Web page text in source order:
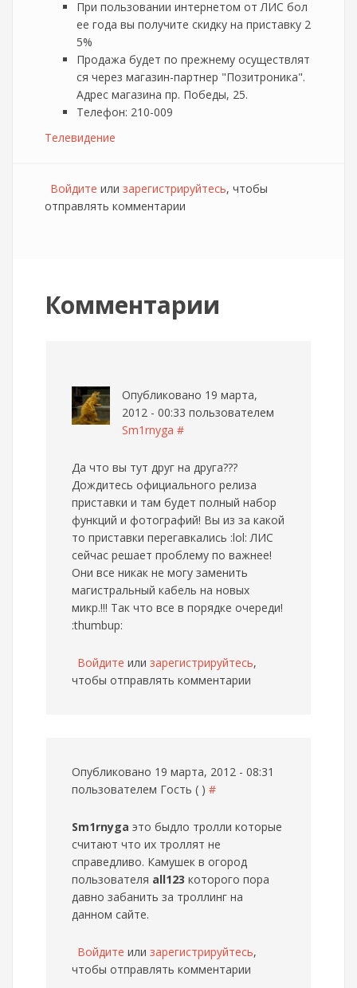
При пользовании интернетом от ЛИС бол
ее года вы получите скидку на приставку 2
5%
Продажа будет по прежнему осуществлят
ся через магазин-партнер "Позитроника".
Адрес магазина пр. Победы, 25.
Телефон: 210-009
Телевидение
Войдите или зарегистрируйтесь, чтобы
отправлять комментарии
Комментарии
Опубликовано 19 марта,
2012 - 00:33 пользователем
Sm1rnyga #
Да что вы тут друг на друга???
Дождитесь официального релиза
приставки и там будет полный набор
функций и фотографий! Вы из за какой
то приставки перегавкались :lol: ЛИС
сейчас решает проблему по важнее!
Они все никак не могу заменить
магистральный кабель на новых
микр.!!! Так что все в порядке очереди!
:thumbup:
Войдите или зарегистрируйтесь,
чтобы отправлять комментарии
Опубликовано 19 марта, 2012 - 08:31
пользователем Гость ( ) #
Sm1rnyga это быдло тролли которые
считают что их троллят не
справедливо. Камушек в огород
пользователя all123 которого пора
давно забанить за троллинг на
данном сайте.
Войдите или зарегистрируйтесь,
чтобы отправлять комментарии